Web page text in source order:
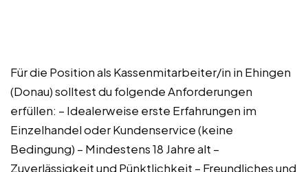
Für die Position als Kassenmitarbeiter/in in Ehingen
(Donau) solltest du folgende Anforderungen
erfüllen: – Idealerweise erste Erfahrungen im
Einzelhandel oder Kundenservice (keine
Bedingung) – Mindestens 18 Jahre alt –
Zuverlässigkeit und Pünktlichkeit – Freundliches und